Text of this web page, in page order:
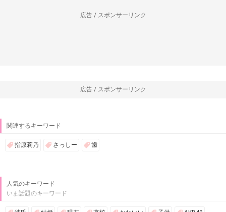
広告 / スポンサーリンク
広告 / スポンサーリンク
関連するキーワード
指原莉乃 さっしー 歯
人気のキーワード
いま話題のキーワード